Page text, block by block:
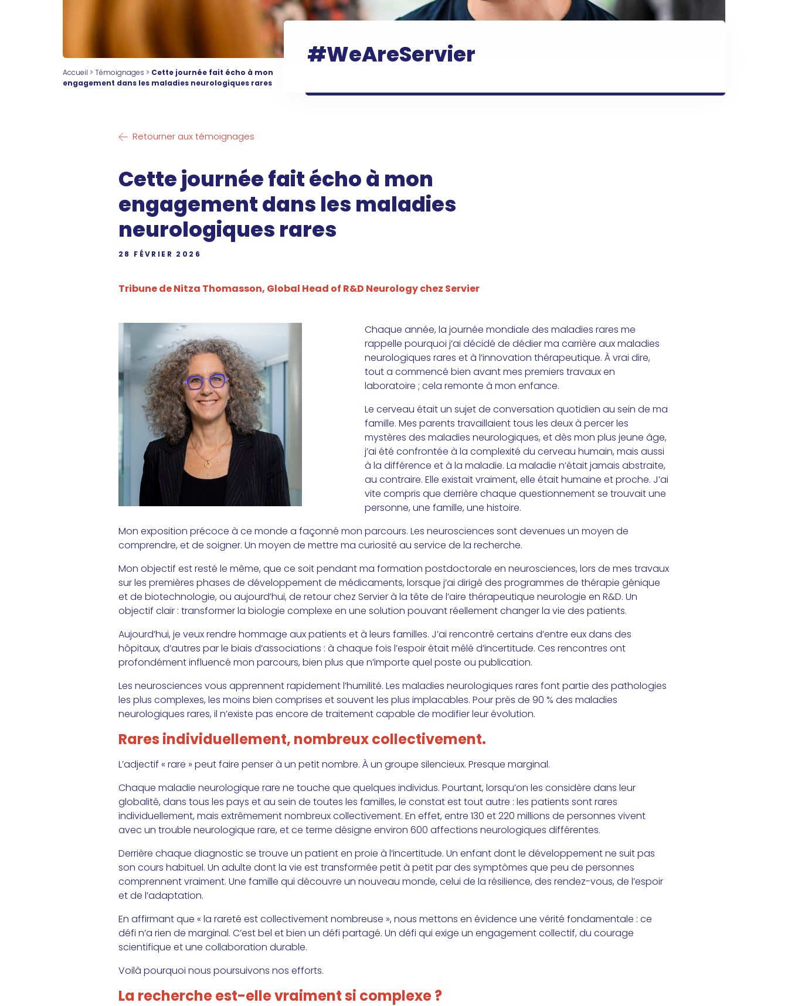
#WeAreServier
Accueil > Témoignages > Cette journée fait écho à mon
engagement dans les maladies neurologiques rares
Retourner aux témoignages
Cette journée fait écho à mon
engagement dans les maladies
neurologiques rares
28 FÉVRIER 2026
Tribune de Nitza Thomasson, Global Head of R&D Neurology chez Servier
Chaque année, la journée mondiale des maladies rares me
rappelle pourquoi j’ai décidé de dédier ma carrière aux maladies
neurologiques rares et à l’innovation thérapeutique. À vrai dire,
tout a commencé bien avant mes premiers travaux en
laboratoire ; cela remonte à mon enfance.
Le cerveau était un sujet de conversation quotidien au sein de ma
famille. Mes parents travaillaient tous les deux à percer les
mystères des maladies neurologiques, et dès mon plus jeune âge,
j’ai été confrontée à la complexité du cerveau humain, mais aussi
à la différence et à la maladie. La maladie n’était jamais abstraite,
au contraire. Elle existait vraiment, elle était humaine et proche. J’ai
vite compris que derrière chaque questionnement se trouvait une
personne, une famille, une histoire.
Mon exposition précoce à ce monde a façonné mon parcours. Les neurosciences sont devenues un moyen de
comprendre, et de soigner. Un moyen de mettre ma curiosité au service de la recherche.
Mon objectif est resté le même, que ce soit pendant ma formation postdoctorale en neurosciences, lors de mes travaux
sur les premières phases de développement de médicaments, lorsque j’ai dirigé des programmes de thérapie génique
et de biotechnologie, ou aujourd’hui, de retour chez Servier à la tête de l’aire thérapeutique neurologie en R&D. Un
objectif clair : transformer la biologie complexe en une solution pouvant réellement changer la vie des patients.
Aujourd’hui, je veux rendre hommage aux patients et à leurs familles. J’ai rencontré certains d’entre eux dans des
hôpitaux, d’autres par le biais d’associations : à chaque fois l’espoir était mêlé d’incertitude. Ces rencontres ont
profondément influencé mon parcours, bien plus que n’importe quel poste ou publication.
Les neurosciences vous apprennent rapidement l’humilité. Les maladies neurologiques rares font partie des pathologies
les plus complexes, les moins bien comprises et souvent les plus implacables. Pour près de 90 % des maladies
neurologiques rares, il n’existe pas encore de traitement capable de modifier leur évolution.
Rares individuellement, nombreux collectivement.
L’adjectif « rare » peut faire penser à un petit nombre. À un groupe silencieux. Presque marginal.
Chaque maladie neurologique rare ne touche que quelques individus. Pourtant, lorsqu’on les considère dans leur
globalité, dans tous les pays et au sein de toutes les familles, le constat est tout autre : les patients sont rares
individuellement, mais extrêmement nombreux collectivement. En effet, entre 130 et 220 millions de personnes vivent
avec un trouble neurologique rare, et ce terme désigne environ 600 affections neurologiques différentes.
Derrière chaque diagnostic se trouve un patient en proie à l’incertitude. Un enfant dont le développement ne suit pas
son cours habituel. Un adulte dont la vie est transformée petit à petit par des symptômes que peu de personnes
comprennent vraiment. Une famille qui découvre un nouveau monde, celui de la résilience, des rendez-vous, de l’espoir
et de l’adaptation.
En affirmant que « la rareté est collectivement nombreuse », nous mettons en évidence une vérité fondamentale : ce
défi n’a rien de marginal. C’est bel et bien un défi partagé. Un défi qui exige un engagement collectif, du courage
scientifique et une collaboration durable.
Voilà pourquoi nous poursuivons nos efforts.
La recherche est-elle vraiment si complexe ?